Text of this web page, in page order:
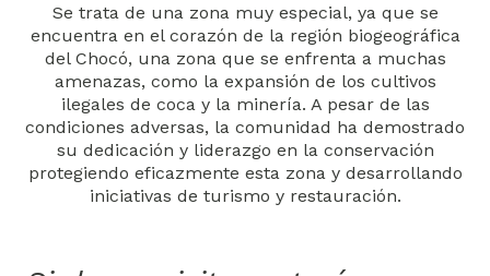
Se trata de una zona muy especial, ya que se
encuentra en el corazón de la región biogeográfica
del Chocó, una zona que se enfrenta a muchas
amenazas, como la expansión de los cultivos
ilegales de coca y la minería. A pesar de las
condiciones adversas, la comunidad ha demostrado
su dedicación y liderazgo en la conservación
protegiendo eficazmente esta zona y desarrollando
iniciativas de turismo y restauración.